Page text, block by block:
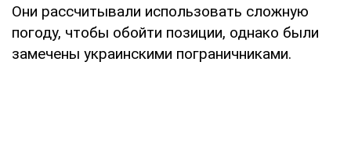
Они рассчитывали использовать сложную
погоду, чтобы обойти позиции, однако были
замечены украинскими пограничниками.